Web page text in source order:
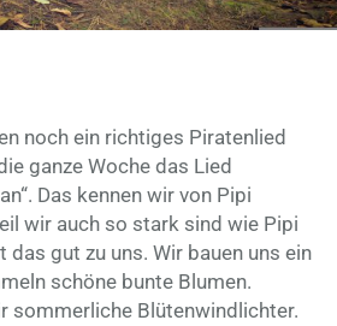
noch ein richtiges Piratenlied
ganze Woche das Lied
Das kennen wir von Pipi
wir auch so stark sind wie Pipi
gut zu uns. Wir bauen uns ein
schöne bunte Blumen.
sommerliche Blütenwindlichter.